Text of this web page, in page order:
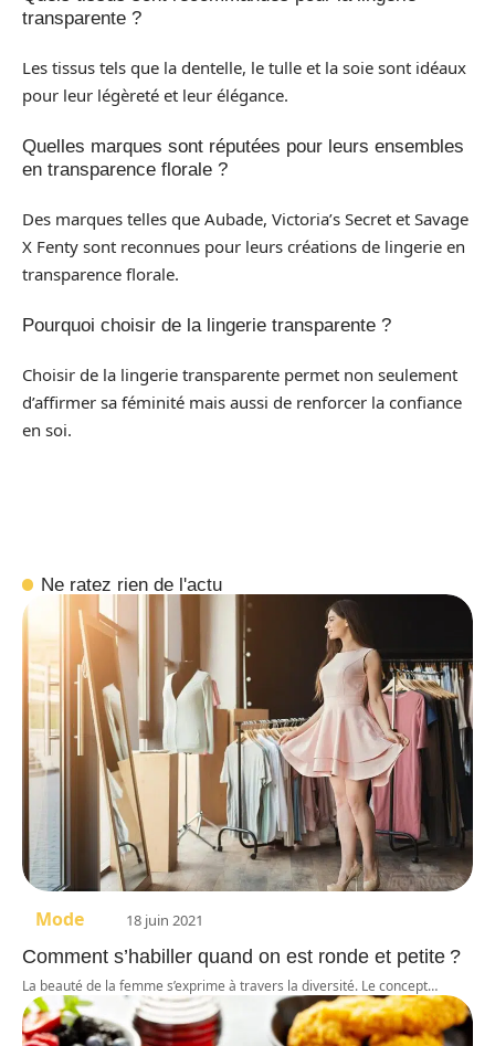
transparente ?
Les tissus tels que la dentelle, le tulle et la soie sont idéaux
pour leur légèreté et leur élégance.
Quelles marques sont réputées pour leurs ensembles
en transparence florale ?
Des marques telles que Aubade, Victoria’s Secret et Savage
X Fenty sont reconnues pour leurs créations de lingerie en
transparence florale.
Pourquoi choisir de la lingerie transparente ?
Choisir de la lingerie transparente permet non seulement
d’affirmer sa féminité mais aussi de renforcer la confiance
en soi.
Ne ratez rien de l'actu
Mode 18 juin 2021
Comment s’habiller quand on est ronde et petite ?
La beauté de la femme s’exprime à travers la diversité. Le concept…